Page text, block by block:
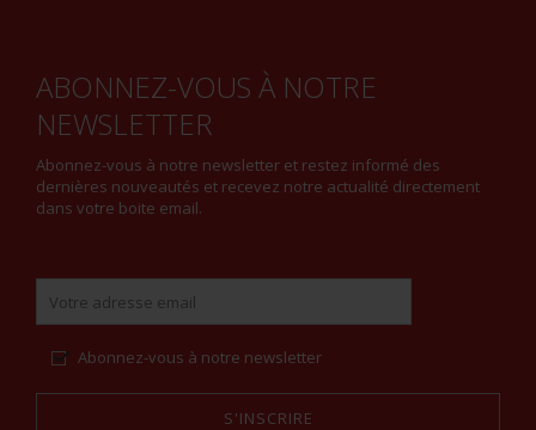
ABONNEZ-VOUS À NOTRE
NEWSLETTER
Abonnez-vous à notre newsletter et restez informé des
dernières nouveautés et recevez notre actualité directement
dans votre boite email.
Abonnez-vous à notre newsletter
S'INSCRIRE